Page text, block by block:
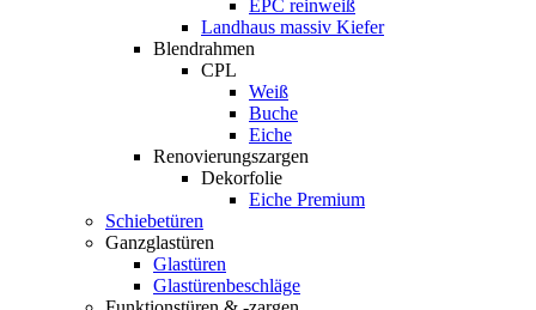
EPC reinweiß
Landhaus massiv Kiefer
Blendrahmen
CPL
Weiß
Buche
Eiche
Renovierungszargen
Dekorfolie
Eiche Premium
Schiebetüren
Ganzglastüren
Glastüren
Glastürenbeschläge